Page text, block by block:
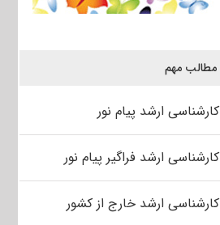
مطالب مهم
کارشناسی ارشد پیام نور
کارشناسی ارشد فراگیر پیام نور
کارشناسی ارشد خارج از کشور